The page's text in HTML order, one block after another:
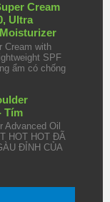
Cream
Ultra
Cream with
SPF
ẩm có chống
Tím
Advanced Oil
HOT HOT ĐÃ
ĐỈNH CỦA